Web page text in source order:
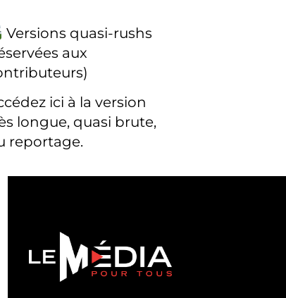
Versions quasi-rushs
aux
ici à la version
longue, quasi brute,
reportage.